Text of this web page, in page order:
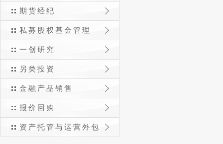
期货经纪
私募股权基金管理
一创研究
另类投资
金融产品销售
报价回购
资产托管与运营外包